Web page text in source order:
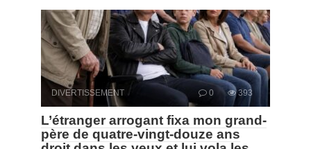
DIVERTISSEMENT 0 393
L’étranger arrogant fixa mon grand-
père de quatre-vingt-douze ans